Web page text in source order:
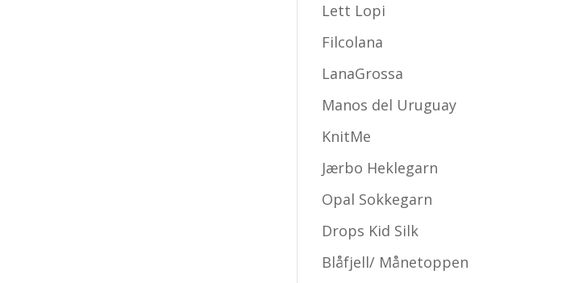
Lett Lopi
Filcolana
LanaGrossa
Manos del Uruguay
KnitMe
Jærbo Heklegarn
Opal Sokkegarn
Drops Kid Silk
Blåfjell/ Månetoppen